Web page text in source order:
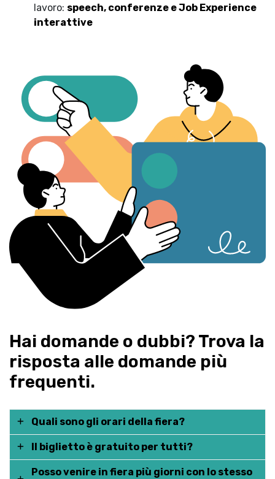
lavoro: speech, conferenze e Job Experience
interattive
Hai domande o dubbi? Trova la
risposta alle domande più
frequenti.
Quali sono gli orari della fiera?
La fiera è aperta sabato 9, domenica 10 e lunedì
11 dalle 09:30 alle 18:00
Il biglietto è gratuito per tutti?
Posso venire in fiera più giorni con lo stesso